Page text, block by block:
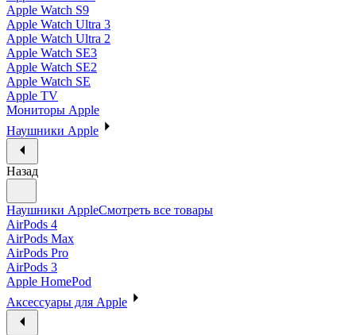
Apple Watch S9
Apple Watch Ultra 3
Apple Watch Ultra 2
Apple Watch SE3
Apple Watch SE2
Apple Watch SE
Apple TV
Мониторы Apple
Наушники Apple
Назад
Наушники AppleСмотреть все товары
AirPods 4
AirPods Max
AirPods Pro
AirPods 3
Apple HomePod
Аксессуары для Apple